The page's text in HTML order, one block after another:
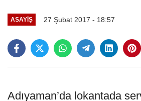
ASAYIŞ 27 Şubat 2017 - 18:57
Adıyaman’da lokantada